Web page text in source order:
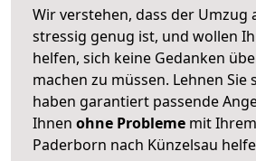
Wir verstehen, dass der Umzug
stressig genug ist, und wollen
helfen, sich keine Gedanken
machen zu müssen. Lehnen Sie
haben garantiert passende
Ihnen ohne Probleme mit
Paderborn nach Künzelsau